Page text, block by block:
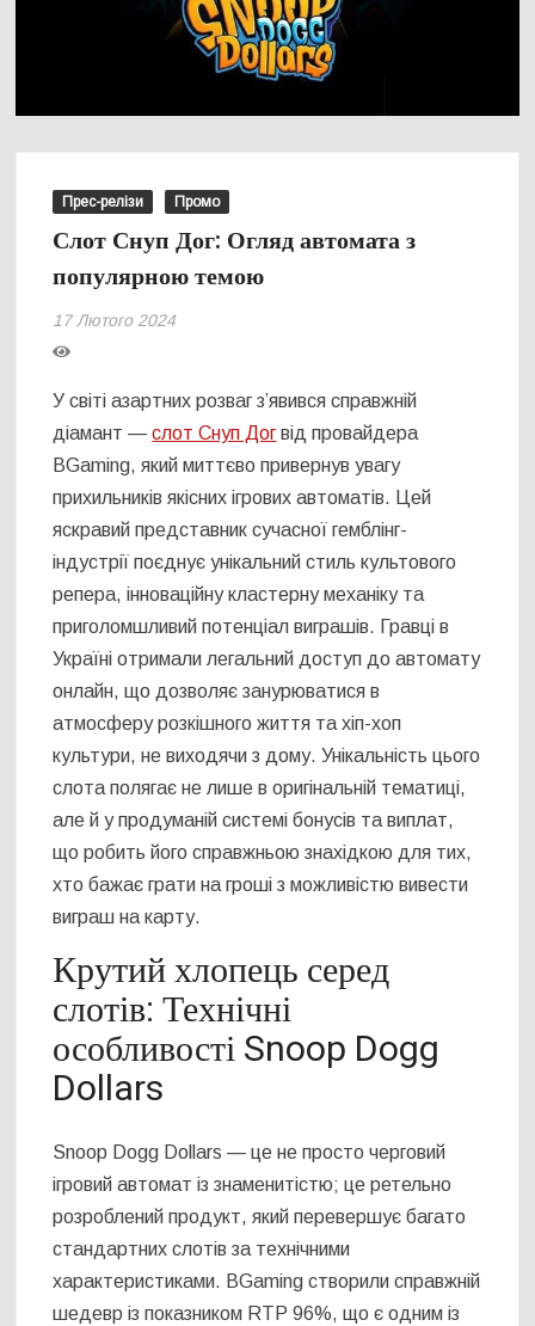
Прес-релізи Промо
Слот Снуп Дог: Огляд автомата з
популярною темою
17 Лютого 2024
У світі азартних розваг з’явився справжній
діамант —слот Снуп Дог від провайдера
BGaming, який миттєво привернув увагу
прихильників якісних ігрових автоматів. Цей
яскравий представник сучасної гемблінг-
індустрії поєднує унікальний стиль культового
репера, інноваційну кластерну механіку та
приголомшливий потенціал виграшів. Гравці в
Україні отримали легальний доступ до автомату
онлайн, що дозволяє занурюватися в
атмосферу розкішного життя та хіп-хоп
культури, не виходячи з дому. Унікальність цього
слота полягає не лише в оригінальній тематиці,
але й у продуманій системі бонусів та виплат,
що робить його справжньою знахідкою для тих,
хто бажає грати на гроші з можливістю вивести
виграш на карту.
Крутий хлопець серед
слотів: Технічні
особливості Snoop Dogg
Dollars
Snoop Dogg Dollars — це не просто черговий
ігровий автомат із знаменитістю; це ретельно
розроблений продукт, який перевершує багато
стандартних слотів за технічними
характеристиками. BGaming створили справжній
шедевр із показником RTP 96%, що є одним із